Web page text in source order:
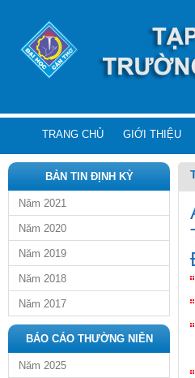
TRANG CHỦ GIỚI THIỆU
BẢN TIN ĐỊNH KỲ
Năm 2021
Năm 2020
Năm 2019
Năm 2018
Năm 2017
BÁO CÁO THƯỜNG NIÊN
Năm 2025